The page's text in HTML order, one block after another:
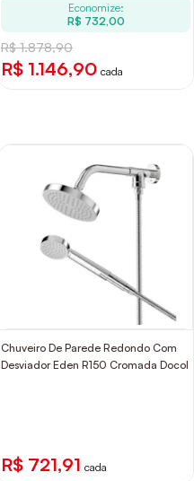
Economize:
R$ 732,00
R$ 1.878,90
R$ 1.146,90 cada
Chuveiro De Parede Redondo Com
Desviador Eden R150 Cromada Docol
R$ 721,91 cada